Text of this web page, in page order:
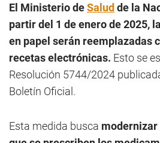
El Ministerio deSaludde la
partir del 1 de enero de 2025,
en papel serán reemplazadas
recetas electrónicas. Esto se
Resolución 5744/2024
Boletín Oficial.
Esta medida busca modernizar